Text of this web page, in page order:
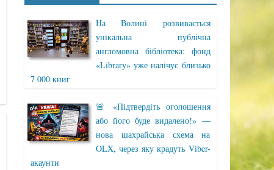
На Волині розвивається
унікальна публічна
англомовна бібліотека: фонд
«Library» уже налічує близько
7 000 книг
🚨 «Підтвердіть оголошення
або його буде видалено!» —
нова шахрайська схема на
OLX, через яку крадуть Viber-
акаунти